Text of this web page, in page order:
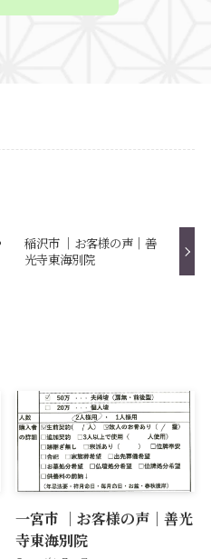
稲沢市 ｜お客様の声｜善
光寺東海別院
一宮市 ｜お客様の声｜善光
寺東海別院